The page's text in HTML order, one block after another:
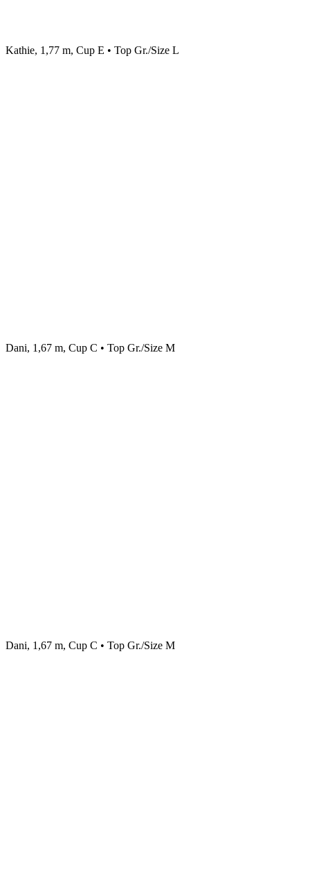
Kathie, 1,77 m, Cup E • Top Gr./Size L
Dani, 1,67 m, Cup C • Top Gr./Size M
Dani, 1,67 m, Cup C • Top Gr./Size M